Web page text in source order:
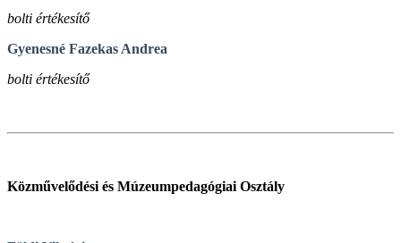
bolti értékesítő
Gyenesné Fazekas Andrea
bolti értékesítő
Közművelődési és Múzeumpedagógiai Osztály